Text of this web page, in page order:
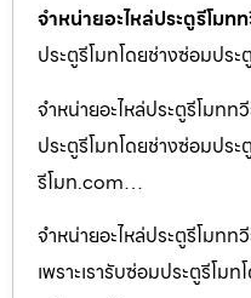
จำหน่ายอะไหล่ประตูรีโม
ประตูรีโมทโดยช่างซ่อมปร
จำหน่ายอะไหล่ประตูรีโมท
ประตูรีโมทโดยช่างซ่อมประ
รีโมท.com…
จำหน่ายอะไหล่ประตูรีโมท
เพราะเรารับซ่อมประตูรีโม